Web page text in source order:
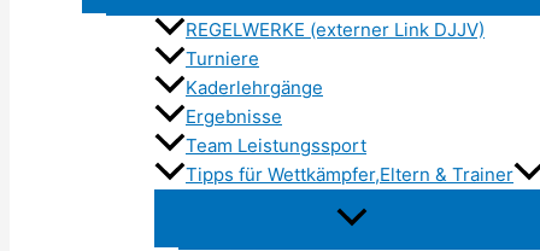
REGELWERKE (externer Link DJJV)
Turniere
Kaderlehrgänge
Ergebnisse
Team Leistungssport
Tipps für Wettkämpfer,Eltern & Trainer